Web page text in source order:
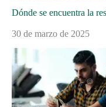
Dónde se encuentra la
30 de marzo de 2025